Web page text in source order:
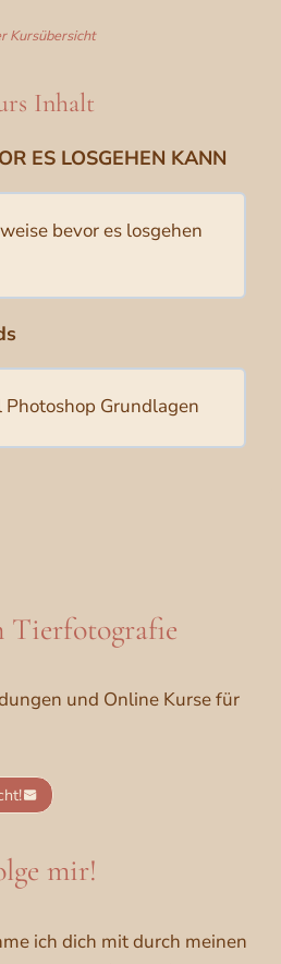
Kursübersicht
Inhalt
ES LOSGEHEN KANN
bevor es losgehen
Grundlagen
Tierfotografie
und Online Kurse für
mir!
ich dich mit durch meinen